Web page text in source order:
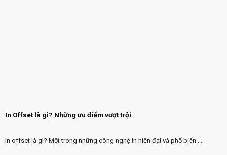
In Offset là gì? Những ưu điểm vượt trội
In offset là gì? Một trong những công nghệ in hiện đại và phổ biến ...